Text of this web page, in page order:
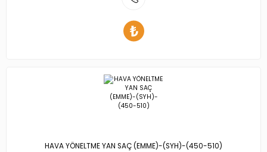
HAVA YÖNELTME YAN SAÇ (EMME)-(SYH)-(450-510)